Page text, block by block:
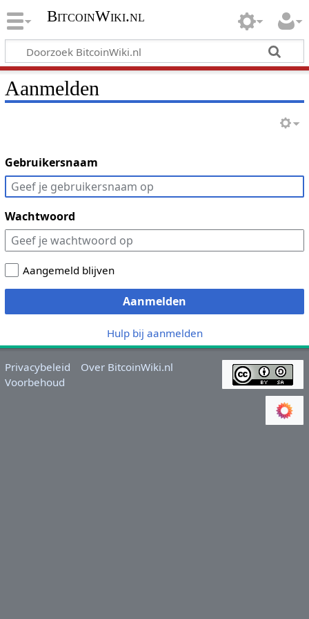
BitcoinWiki.nl
Aanmelden
Gebruikersnaam
Wachtwoord
Aangemeld blijven
Aanmelden
Hulp bij aanmelden
Privacybeleid
Over BitcoinWiki.nl
Voorbehoud